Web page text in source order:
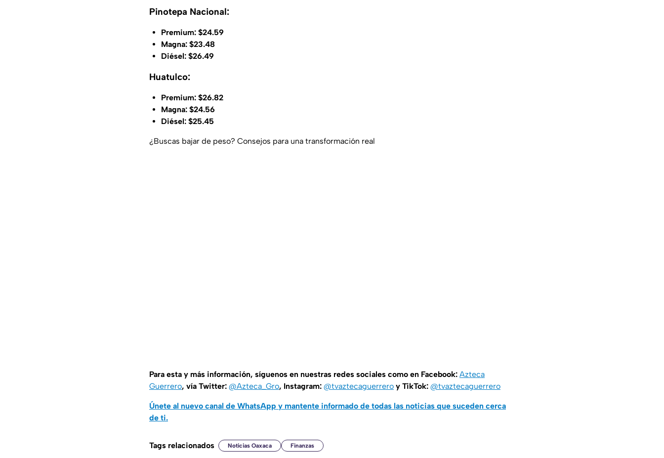
Pinotepa Nacional:
Premium: $24.59
Magna: $23.48
Diésel: $26.49
Huatulco:
Premium: $26.82
Magna: $24.56
Diésel: $25.45
¿Buscas bajar de peso? Consejos para una transformación real
Para esta y más información, síguenos en nuestras redes sociales como en Facebook: Azteca
Guerrero, vía Twitter: @Azteca_Gro, Instagram: @tvaztecaguerrero y TikTok: @tvaztecaguerrero
Únete al nuevo canal de WhatsApp y mantente informado de todas las noticias que suceden cerca
de ti.
Tags relacionados Noticias Oaxaca Finanzas